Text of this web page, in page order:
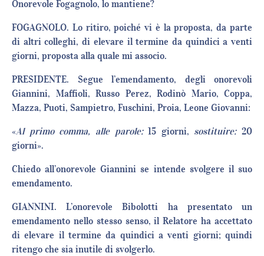
Onorevole Fogagnolo, lo mantiene?
FOGAGNOLO. Lo ritiro, poiché vi è la proposta, da parte
di altri colleghi, di elevare il termine da quindici a venti
giorni, proposta alla quale mi associo.
PRESIDENTE. Segue l’emendamento, degli onorevoli
Giannini, Maffioli, Russo Perez, Rodinò Mario, Coppa,
Mazza, Puoti, Sampietro, Fuschini, Proia, Leone Giovanni:
«Al primo comma, alle parole:15 giorni, sostituire:20
giorni».
Chiedo all’onorevole Giannini se intende svolgere il suo
emendamento.
GIANNINI. L’onorevole Bibolotti ha presentato un
emendamento nello stesso senso, il Relatore ha accettato
di elevare il termine da quindici a venti giorni; quindi
ritengo che sia inutile di svolgerlo.